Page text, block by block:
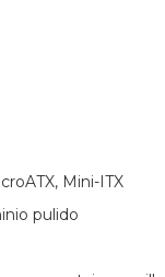
Mini-ITX
pulido